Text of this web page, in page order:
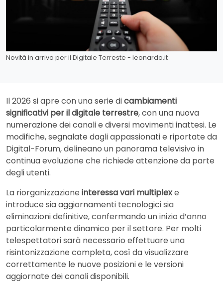
Novità in arrivo per il Digitale Terreste - leonardo.it
Il 2026 si apre con una serie dicambiamenti
significativi per il digitale terrestre, con una nuova
numerazione dei canali e diversi movimenti inattesi. Le
modifiche, segnalate dagli appassionati e riportate da
Digital-Forum, delineano un panorama televisivo in
continua evoluzione che richiede attenzione da parte
degli utenti.
La riorganizzazione interessa vari multiplexe
introduce sia aggiornamenti tecnologici sia
eliminazioni definitive, confermando un inizio d’anno
particolarmente dinamico per il settore. Per molti
telespettatori sarà necessario effettuare una
risintonizzazione completa, così da visualizzare
correttamente le nuove posizioni e le versioni
aggiornate dei canali disponibili.